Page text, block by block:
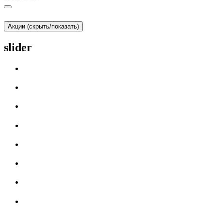
Акции (скрыть/показать)
slider